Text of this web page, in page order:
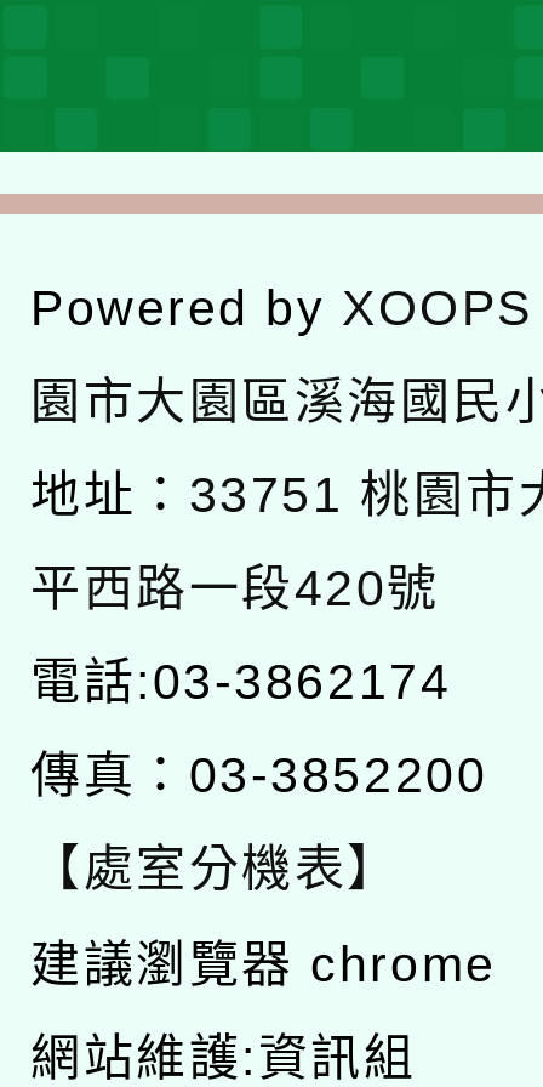
Powered by XOOPS
園市大園區溪海國民
地址： 33751 桃園市
平西路一段420號
電話:03-3862174
傳真：03-3852200
【處室分機表】
建議瀏覽器 chrome
網站維護:資訊組